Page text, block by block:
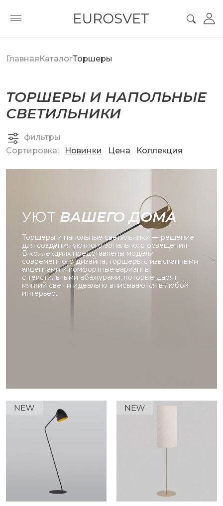
ГлавнаяКаталогТоршеры
ТОРШЕРЫ И НАПОЛЬНЫЕ
СВЕТИЛЬНИКИ
фильтры
Сортировка:
Новинки Цена Коллекция
УЮТ ВАШЕГО ДОМА
Торшеры и напольные светильники — решение
для создания уютного зонального освещения.
В коллекциях представлены модели
современного дизайна, торшеры с изысканными
акцентами и комфортные варианты
с текстильными абажурами, которые дарят
мягкий свет и идеально вписываются в любой
интерьер.